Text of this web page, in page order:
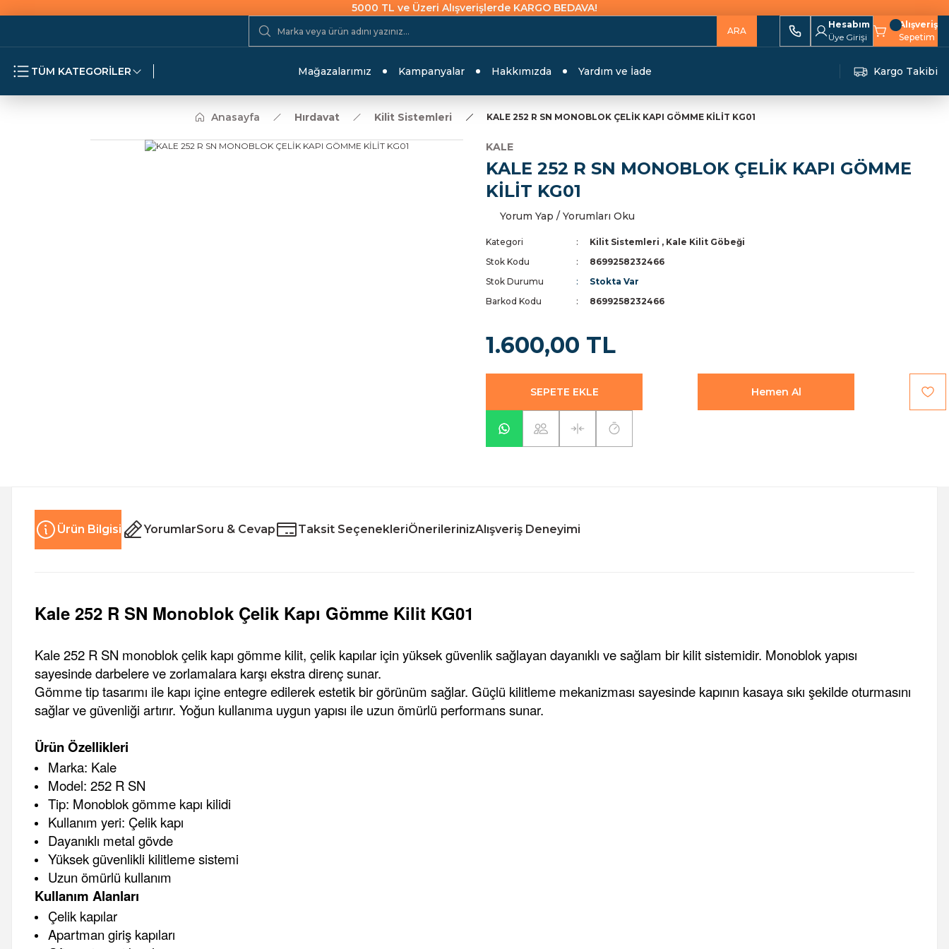
5000 TL ve Üzeri Alışverişlerde KARGO BEDAVA!
ARA
Hesabım
Üye Girişi
Alışveriş
Sepetim
TÜM KATEGORİLER Mağazalarımız Kampanyalar Hakkımızda Yardım ve İade Kargo Takibi
Anasayfa Hırdavat Kilit Sistemleri KALE 252 R SN MONOBLOK ÇELİK KAPI GÖMME KİLİT KG01
KALE
KALE 252 R SN MONOBLOK ÇELİK KAPI GÖMME
KİLİT KG01
Yorum Yap / Yorumları Oku
Kategori Kilit Sistemleri , Kale Kilit Göbeği
Stok Kodu
8699258232466
Stok Durumu
Stokta Var
Barkod Kodu
8699258232466
1.600,00 TL
SEPETE EKLE Hemen Al
Ürün Bilgisi YorumlarSoru & Cevap Taksit SeçenekleriÖnerilerinizAlışveriş Deneyimi
Kale 252 R SN Monoblok Çelik Kapı Gömme Kilit KG01
Kale 252 R SN monoblok çelik kapı gömme kilit, çelik kapılar için yüksek güvenlik sağlayan dayanıklı ve sağlam bir kilit sistemidir. Monoblok yapısı
sayesinde darbelere ve zorlamalara karşı ekstra direnç sunar.
Gömme tip tasarımı ile kapı içine entegre edilerek estetik bir görünüm sağlar. Güçlü kilitleme mekanizması sayesinde kapının kasaya sıkı şekilde oturmasını
sağlar ve güvenliği artırır. Yoğun kullanıma uygun yapısı ile uzun ömürlü performans sunar.
Ürün Özellikleri
Marka: Kale
Model: 252 R SN
Tip: Monoblok gömme kapı kilidi
Kullanım yeri: Çelik kapı
Dayanıklı metal gövde
Yüksek güvenlikli kilitleme sistemi
Uzun ömürlü kullanım
Kullanım Alanları
Çelik kapılar
Apartman giriş kapıları